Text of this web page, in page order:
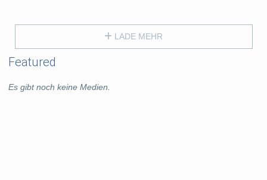
LADE MEHR
Featured
Es gibt noch keine Medien.